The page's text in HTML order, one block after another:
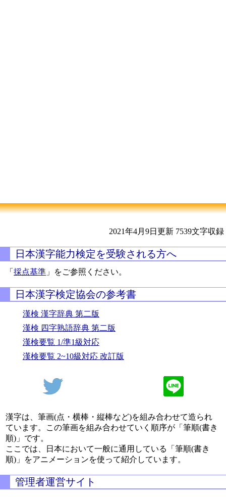
2021年4月9日更新 7539文字収録
日本漢字能力検定を受験される方へ
「採点基準 」をご参照ください。
日本漢字検定協会の参考書
漢検 漢字辞典 第二版
漢検 四字熟語辞典 第二版
漢検要覧 1/準1級対応
漢検要覧 2~10級対応 改訂版
漢字は、筆画(点・横棒・縦棒など)を組み合わせて造られ
ています。この筆画を組み合わせていく順序が「筆順(書き
順)」です。
ここでは、日本において一般に通用している「筆順(書き
順)」をアニメーションを使って紹介しています。
管理者運営サイト